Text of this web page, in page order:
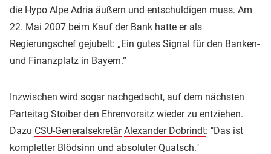
die Hypo Alpe Adria äußern und entschuldigen muss. Am
22. Mai 2007 beim Kauf der Bank hatte er als
Regierungschef gejubelt: „Ein gutes Signal für den Banken-
und Finanzplatz in Bayern.“
Inzwischen wird sogar nachgedacht, auf dem nächsten
Parteitag Stoiber den Ehrenvorsitz wieder zu entziehen.
Dazu CSU-Generalsekretär Alexander Dobrindt: "Das ist
kompletter Blödsinn und absoluter Quatsch."